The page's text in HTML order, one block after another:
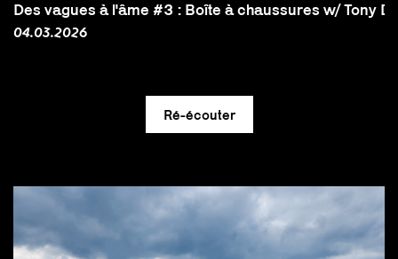
Des vagues à l'âme #3 : Boîte à chaussures w/ Tony
04.03.2026